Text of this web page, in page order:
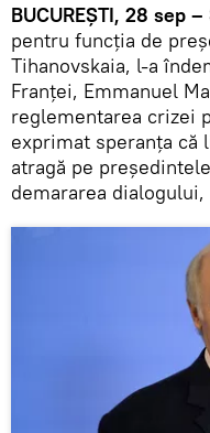
BUCUREȘTI, 28 sep
pentru funcția de
Tihanovskaia, l-a
Franței, Emmanuel
reglementarea crizei
exprimat speranța că
atragă pe
demararea